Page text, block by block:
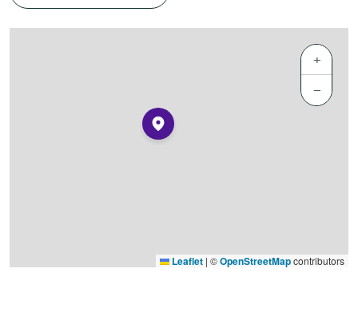
+
−
Leaflet | ©OpenStreetMapcontributors